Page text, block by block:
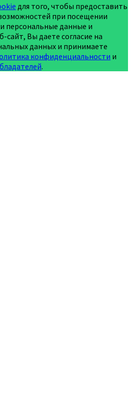
для того, чтобы предоставить
при посещении
персональные данные и
сайт, Вы даете согласие на
данных и принимаете
конфиденциальности и
.